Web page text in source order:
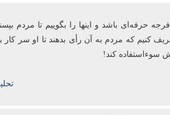
حرفه‌ای باشد و این­ها را بگوییم تا مردم
کنیم که مردم به آن رأی ‌بدهند تا او سر
سوءاستفاده کند!